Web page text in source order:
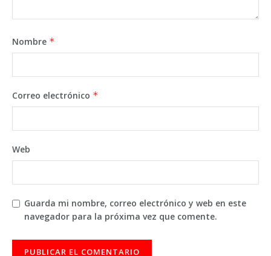
Nombre *
Correo electrónico *
Web
Guarda mi nombre, correo electrónico y web en este
navegador para la próxima vez que comente.